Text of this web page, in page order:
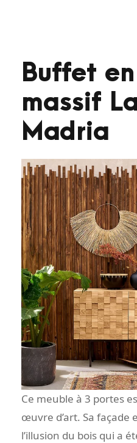
Buffet
massif
Madria
Ce meuble à 3 portes
œuvre d’art. Sa façade
l’illusion du bois qui a